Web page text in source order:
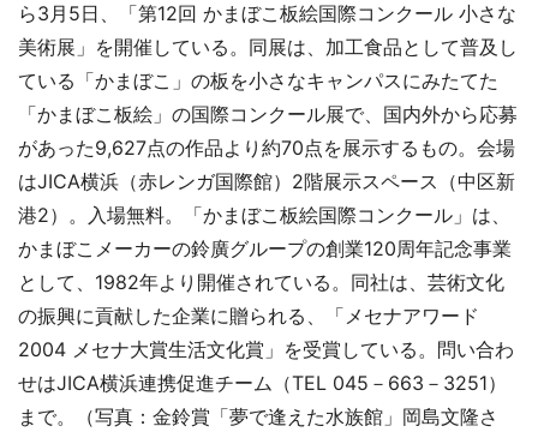
ら3月5日、「第12回 かまぼこ板絵国際コンクール 小さな
美術展」を開催している。同展は、加工食品として普及し
ている「かまぼこ」の板を小さなキャンパスにみたてた
「かまぼこ板絵」の国際コンクール展で、国内外から応募
があった9,627点の作品より約70点を展示するもの。会場
はJICA横浜（赤レンガ国際館）2階展示スペース（中区新
港2）。入場無料。「かまぼこ板絵国際コンクール」は、
かまぼこメーカーの鈴廣グループの創業120周年記念事業
として、1982年より開催されている。同社は、芸術文化
の振興に貢献した企業に贈られる、「メセナアワード
2004 メセナ大賞生活文化賞」を受賞している。問い合わ
せはJICA横浜連携促進チーム（TEL 045－663－3251）
まで。（写真：金鈴賞「夢で逢えた水族館」岡島文隆さ